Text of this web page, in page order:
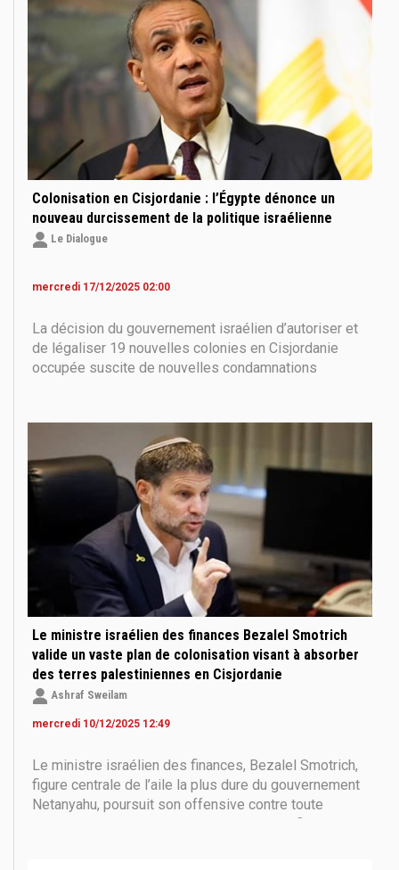
Colonisation en Cisjordanie : l’Égypte dénonce un
nouveau durcissement de la politique israélienne
Le Dialogue
mercredi 17/12/2025 02:00
La décision du gouvernement israélien d’autoriser et
de légaliser 19 nouvelles colonies en Cisjordanie
occupée suscite de nouvelles condamnations
apparaissent plus compromises que jamais. L’Égypte
Le ministre israélien des finances Bezalel Smotrich
valide un vaste plan de colonisation visant à absorber
des terres palestiniennes en Cisjordanie
Ashraf Sweilam
mercredi 10/12/2025 12:49
Le ministre israélien des finances, Bezalel Smotrich,
figure centrale de l’aile la plus dure du gouvernement
Netanyahu, poursuit son offensive contre toute
perspective de règlement politique du conflit israélo-